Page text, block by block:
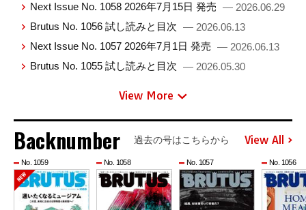
Next Issue No. 1058 2026年7月15日 発売 — 2026.06.29
Brutus No. 1056 試し読みと目次 — 2026.06.13
Next Issue No. 1057 2026年7月1日 発売 — 2026.06.13
Brutus No. 1055 試し読みと目次 — 2026.05.30
View More
Backnumber 過去の号はこちらから View All
No. 1059 No. 1058 No. 1057 No. 1056